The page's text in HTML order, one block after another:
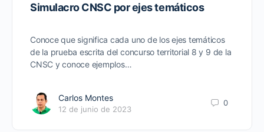
Simulacro CNSC por ejes temáticos
Conoce que significa cada uno de los ejes temáticos
de la prueba escrita del concurso territorial 8 y 9 de la
CNSC y conoce ejemplos…
Carlos Montes
12 de junio de 2023
0